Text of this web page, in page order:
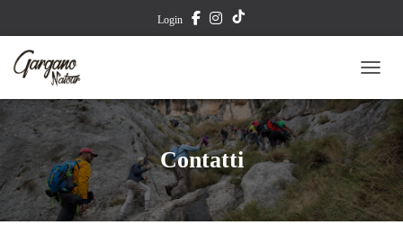
Login T
T
k
Contatti